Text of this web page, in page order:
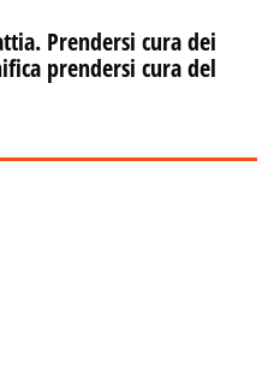
Prendersi cura dei
prendersi cura del